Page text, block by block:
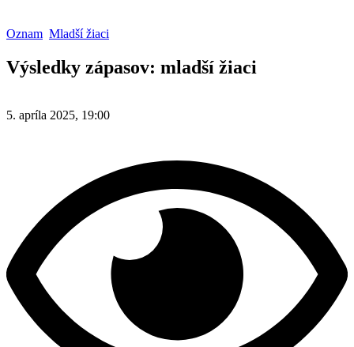
Oznam Mladší žiaci
Výsledky zápasov: mladší žiaci
5. apríla 2025, 19:00